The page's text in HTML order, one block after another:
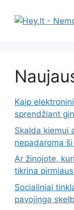
Kaip
sprendžiant
Skalda kiemui
nepadaroma
Ar žinojote,
tikrina
Socialiniai
pavojinga